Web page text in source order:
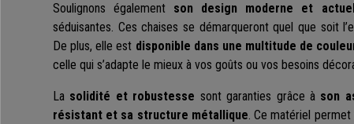
Soulignons également son design moderne et
séduisantes. Ces chaises se démarqueront quel que soit
De plus, elle est disponible dans une multitude de
celle qui s’adapte le mieux à vos goûts ou vos besoins
La solidité et robustesse sont garanties grâce à son
résistant et sa structure métallique. Ce matériel permet